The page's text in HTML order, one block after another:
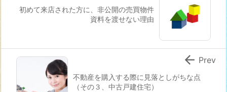
初めて来店された方に、非公開の売買物件
資料を渡せない理由
不動産を購入する際に見落としがちな点
（その３、中古戸建住宅）
 Prev